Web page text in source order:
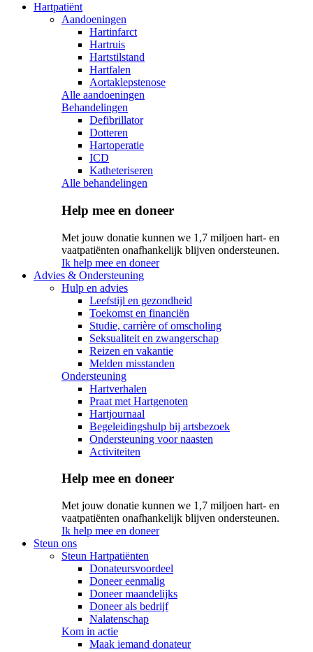
Hartpatiënt
Aandoeningen
Hartinfarct
Hartruis
Hartstilstand
Hartfalen
Aortaklepstenose
Alle aandoeningen
Behandelingen
Defibrillator
Dotteren
Hartoperatie
ICD
Katheteriseren
Alle behandelingen
Help mee en doneer
Met jouw donatie kunnen we 1,7 miljoen hart- en
vaatpatiënten onafhankelijk blijven ondersteunen.
Ik help mee en doneer
Advies & Ondersteuning
Hulp en advies
Leefstijl en gezondheid
Toekomst en financiën
Studie, carrière of omscholing
Seksualiteit en zwangerschap
Reizen en vakantie
Melden misstanden
Ondersteuning
Hartverhalen
Praat met Hartgenoten
Hartjournaal
Begeleidingshulp bij artsbezoek
Ondersteuning voor naasten
Activiteiten
Help mee en doneer
Met jouw donatie kunnen we 1,7 miljoen hart- en
vaatpatiënten onafhankelijk blijven ondersteunen.
Ik help mee en doneer
Steun ons
Steun Hartpatiënten
Donateursvoordeel
Doneer eenmalig
Doneer maandelijks
Doneer als bedrijf
Nalatenschap
Kom in actie
Maak iemand donateur